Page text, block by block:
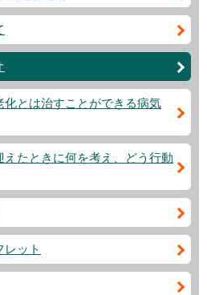
とは治すことができる病気
たときに何を考え、どう行動
ット